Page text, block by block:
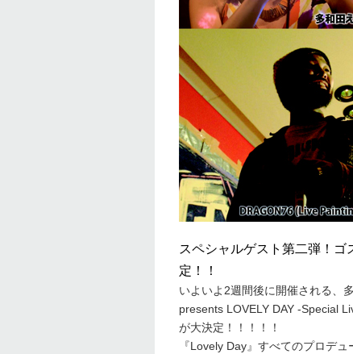
スペシャルゲスト第二弾！
定！！
いよいよ2週間後に開催される、
presents LOVELY DAY -Special
が大決定！！！！！
『Lovely Day』すべてのプロデ